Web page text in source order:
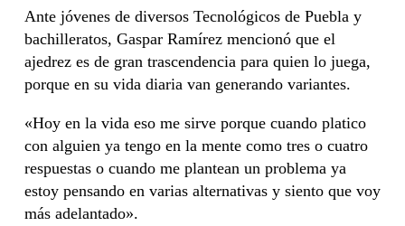
Ante jóvenes de diversos Tecnológicos de Puebla y
bachilleratos, Gaspar Ramírez mencionó que el
ajedrez es de gran trascendencia para quien lo juega,
porque en su vida diaria van generando variantes.
«Hoy en la vida eso me sirve porque cuando platico
con alguien ya tengo en la mente como tres o cuatro
respuestas o cuando me plantean un problema ya
estoy pensando en varias alternativas y siento que voy
más adelantado».